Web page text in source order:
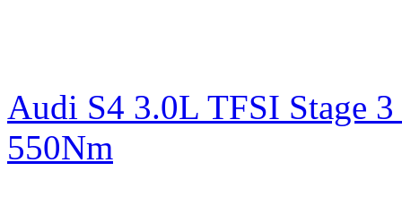
Audi S4 3.0L TFSI Stage
550Nm